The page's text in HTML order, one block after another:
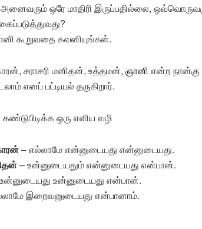
ஒரே மாதிரி இருப்பதில்லை,
கூறுவதை கவனியுங்கள்.
சராசரி மனிதன், உத்தமன், ஞானி என்ற நான்கு
எனப் பட்டியல் தருகிறார்.
ஒரு எளிய வழி
– எல்லாமே என்னுடையது என்னுடையது.
– உன்னுடையதும் என்னுடையது என்பான்.
உன்னுடையது என்பான்.
இறைவனுடையது என்பானாம்.